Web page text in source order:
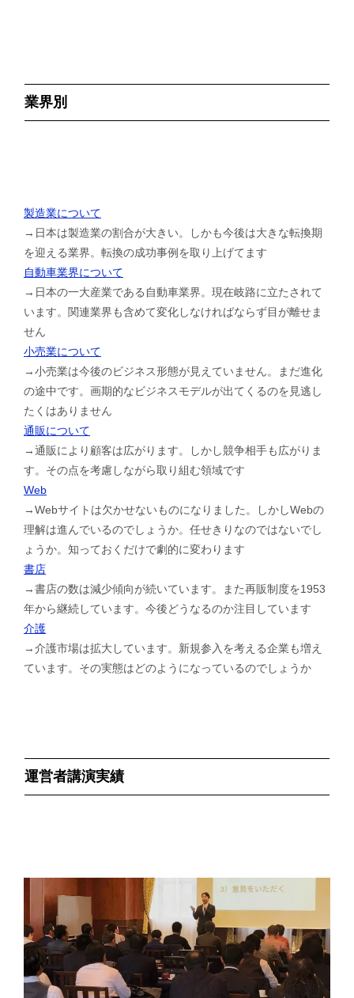
業界別
製造業について
→日本は製造業の割合が大きい。しかも今後は大きな転換期
を迎える業界。転換の成功事例を取り上げてます
自動車業界について
→日本の一大産業である自動車業界。現在岐路に立たされて
います。関連業界も含めて変化しなければならず目が離せま
せん
小売業について
→小売業は今後のビジネス形態が見えていません。まだ進化
の途中です。画期的なビジネスモデルが出てくるのを見逃し
たくはありません
通販について
→通販により顧客は広がります。しかし競争相手も広がりま
す。その点を考慮しながら取り組む領域です
Web
→Webサイトは欠かせないものになりました。しかしWebの
理解は進んでいるのでしょうか。任せきりなのではないでし
ょうか。知っておくだけで劇的に変わります
書店
→書店の数は減少傾向が続いています。また再販制度を1953
年から継続しています。今後どうなるのか注目しています
介護
→介護市場は拡大しています。新規参入を考える企業も増え
ています。その実態はどのようになっているのでしょうか
運営者講演実績